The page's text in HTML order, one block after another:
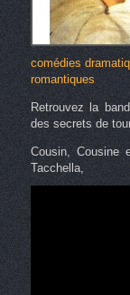
comédies
romantiques
Retrouvez la
des secrets de
Cousin, Cousine